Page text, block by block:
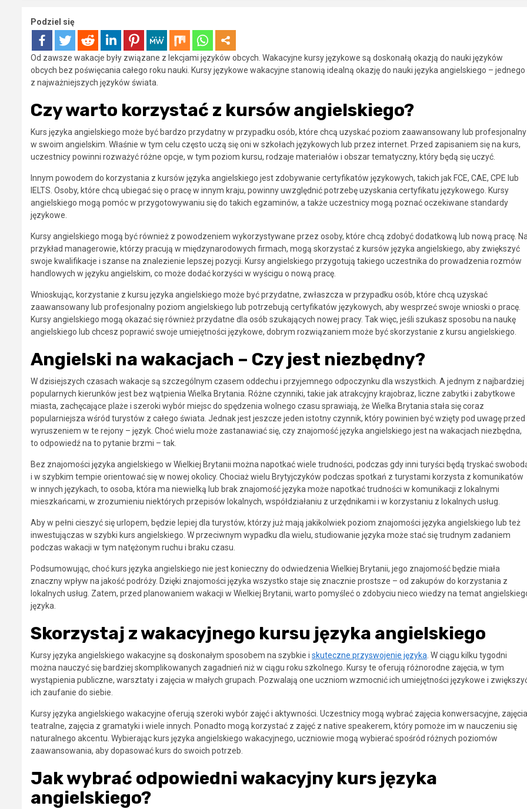
Podziel się
Od zawsze wakacje były związane z lekcjami języków obcych. Wakacyjne kursy językowe są doskonałą okazją do nauki języków
obcych bez poświęcania całego roku nauki. Kursy językowe wakacyjne stanowią idealną okazję do nauki języka angielskiego – jednego
z najważniejszych języków świata.
Czy warto korzystać z kursów angielskiego?
Kurs języka angielskiego może być bardzo przydatny w przypadku osób, które chcą uzyskać poziom zaawansowany lub profesjonalny
w swoim angielskim. Właśnie w tym celu często uczą się oni w szkołach językowych lub przez internet. Przed zapisaniem się na kurs,
uczestnicy powinni rozważyć różne opcje, w tym poziom kursu, rodzaje materiałów i obszar tematyczny, który będą się uczyć.
Innym powodem do korzystania z kursów języka angielskiego jest zdobywanie certyfikatów językowych, takich jak FCE, CAE, CPE lub
IELTS. Osoby, które chcą ubiegać się o pracę w innym kraju, powinny uwzględnić potrzebę uzyskania certyfikatu językowego. Kursy
angielskiego mogą pomóc w przygotowywaniu się do takich egzaminów, a także uczestnicy mogą poznać oczekiwane standardy
językowe.
Kursy angielskiego mogą być również z powodzeniem wykorzystywane przez osoby, które chcą zdobyć dodatkową lub nową pracę.
przykład managerowie, którzy pracują w międzynarodowych firmach, mogą skorzystać z kursów języka angielskiego, aby zwiększyć
swoje kwalifikacje i szanse na znalezienie lepszej pozycji. Kursy angielskiego przygotują takiego uczestnika do prowadzenia rozmów
handlowych w języku angielskim, co może dodać korzyści w wyścigu o nową pracę.
Wnioskując, korzystanie z kursu języka angielskiego może być przydatne, zwłaszcza w przypadku osób, które chcą uzyskać
zaawansowany lub profesjonalny poziom angielskiego lub potrzebują certyfikatów językowych, aby wesprzeć swoje wnioski o pracę.
Kursy angielskiego mogą okazać się również przydatne dla osób szukających nowej pracy. Tak więc, jeśli szukasz sposobu na naukę
angielskiego lub chcesz poprawić swoje umiejętności językowe, dobrym rozwiązaniem może być skorzystanie z kursu angielskiego.
Angielski na wakacjach – Czy jest niezbędny?
W dzisiejszych czasach wakacje są szczególnym czasem oddechu i przyjemnego odpoczynku dla wszystkich. A jednym z najbardziej
popularnych kierunków jest bez wątpienia Wielka Brytania. Różne czynniki, takie jak atrakcyjny krajobraz, liczne zabytki i zabytkowe
miasta, zachęcające plaże i szeroki wybór miejsc do spędzenia wolnego czasu sprawiają, że Wielka Brytania stała się coraz
popularniejsza wśród turystów z całego świata. Jednak jest jeszcze jeden istotny czynnik, który powinien być wzięty pod uwagę przed
wyruszeniem w te rejony – język. Choć wielu może zastanawiać się, czy znajomość języka angielskiego jest na wakacjach niezbędna,
to odpowiedź na to pytanie brzmi – tak.
Bez znajomości języka angielskiego w Wielkiej Brytanii można napotkać wiele trudności, podczas gdy inni turyści będą tryskać
i w szybkim tempie orientować się w nowej okolicy. Chociaż wielu Brytyjczyków podczas spotkań z turystami korzysta z komunikatów
w innych językach, to osoba, która ma niewielką lub brak znajomość języka może napotkać trudności w komunikacji z lokalnymi
mieszkańcami, w zrozumieniu niektórych przepisów lokalnych, współdziałaniu z urzędnikami i w korzystaniu z lokalnych usług.
Aby w pełni cieszyć się urlopem, będzie lepiej dla turystów, którzy już mają jakikolwiek poziom znajomości języka angielskiego lub też
inwestujączas w szybki kurs angielskiego. W przeciwnym wypadku dla wielu, studiowanie języka może stać się trudnym zadaniem
podczas wakacji w tym natężonym ruchu i braku czasu.
Podsumowując, choć kurs języka angielskiego nie jest konieczny do odwiedzenia Wielkiej Brytanii, jego znajomość będzie miała
znaczny wpływ na jakość podróży. Dzięki znajomości języka wszystko staje się znacznie prostsze – od zakupów do korzystania z
lokalnych usług. Zatem, przed planowaniem wakacji w Wielkiej Brytanii, warto pomyśleć o zdobyciu nieco wiedzy na temat
języka.
Skorzystaj z wakacyjnego kursu języka angielskiego
Kursy języka angielskiego wakacyjne są doskonałym sposobem na szybkie i skuteczne przyswojenie języka . W ciągu kilku tygodni
można nauczyć się bardziej skomplikowanych zagadnień niż w ciągu roku szkolnego. Kursy te oferują różnorodne zajęcia, w tym
wystąpienia publiczne, warsztaty i zajęcia w małych grupach. Pozwalają one uczniom wzmocnić ich umiejętności językowe i
ich zaufanie do siebie.
Kursy języka angielskiego wakacyjne oferują szeroki wybór zajęć i aktywności. Uczestnicy mogą wybrać zajęcia konwersacyjne, zajęcia
teatralne, zajęcia z gramatyki i wiele innych. Ponadto mogą korzystać z zajęć z native speakerem, który pomoże im w nauczeniu się
naturalnego akcentu. Wybierając kurs języka angielskiego wakacyjnego, uczniowie mogą wybierać spośród różnych poziomów
zaawansowania, aby dopasować kurs do swoich potrzeb.
Jak wybrać odpowiedni wakacyjny kurs języka
angielskiego?